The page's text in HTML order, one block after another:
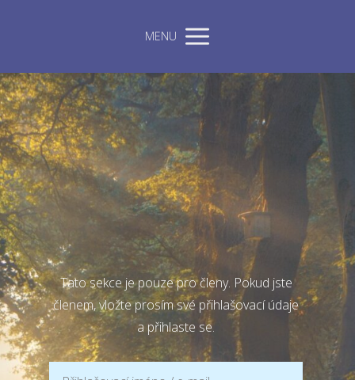
MENU
Tato sekce je pouze pro členy. Pokud jste
členem, vložte prosím své přihlašovací údaje
a přihlaste se.